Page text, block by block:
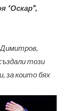
“Оскар”,
този
за които бях